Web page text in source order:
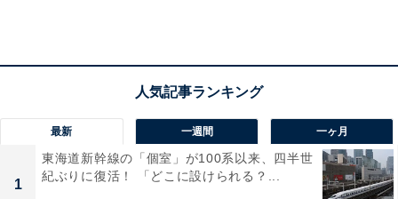
最新 一週間 一ヶ月
1
東海道新幹線の「個室」が100系以来、四半世
紀ぶりに復活！ 「どこに設けられる？...